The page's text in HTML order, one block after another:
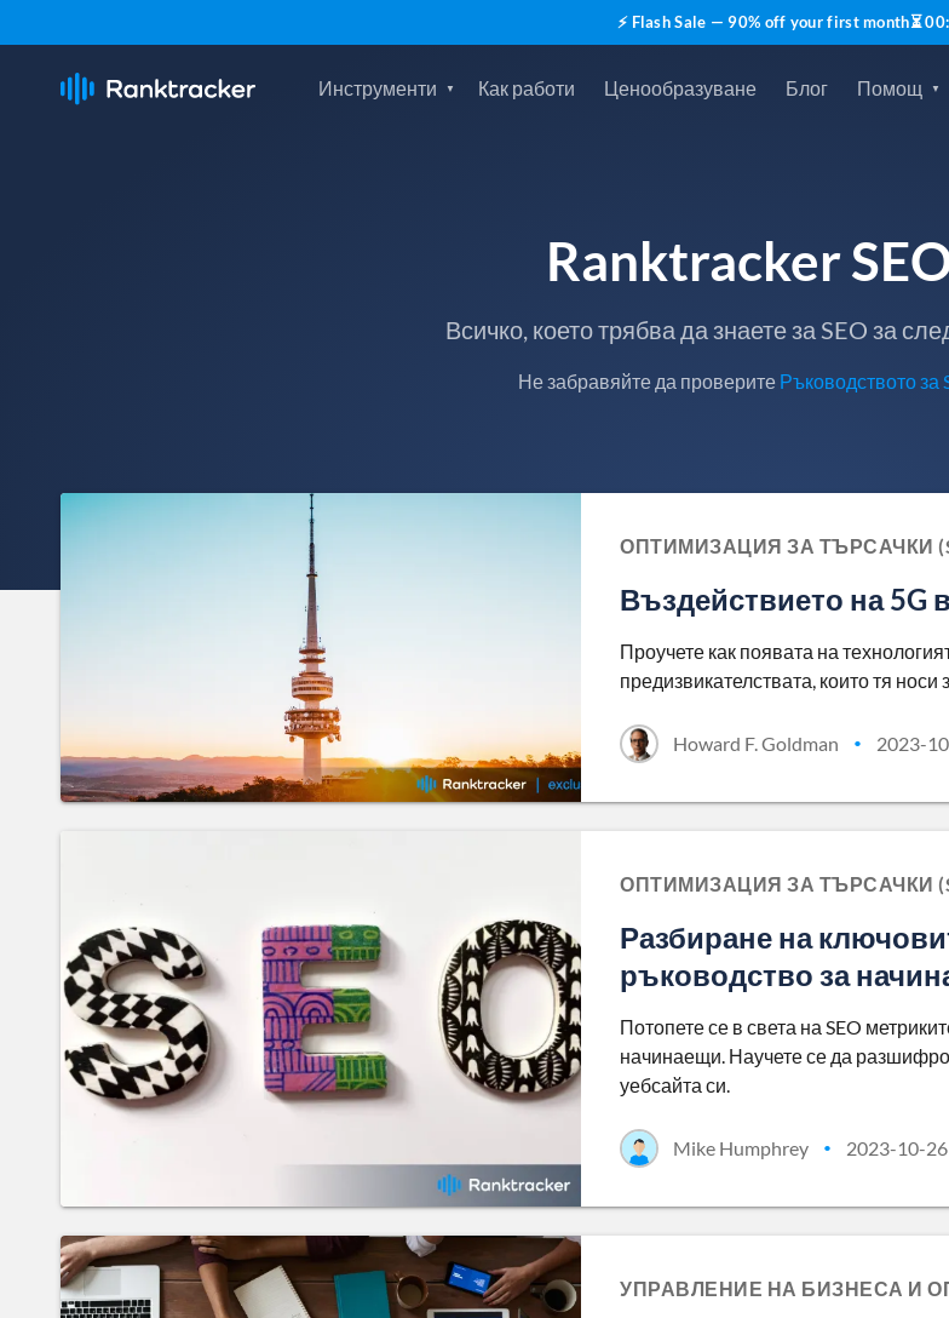
⚡ Flash Sale — 90% off your first month⏳00:
Инструменти Как работи Ценообразуване Блог Помощ
Ranktracker
Всичко, което трябва да знаете за SEO за
Не забравяйте да проверите Ръководството за
ОПТИМИЗАЦИЯ ЗА ТЪРСАЧКИ
Въздействието на 5G
Проучете как появата на
предизвикателствата, които тя носи
Howard F. Goldman • 2023-
ОПТИМИЗАЦИЯ ЗА ТЪРСАЧКИ
Разбиране на
ръководство за
Потопете се в света на SEO
начинаещи. Научете се да
уебсайта си.
Mike Humphrey • 2023-10-26
УПРАВЛЕНИЕ НА БИЗНЕСА И